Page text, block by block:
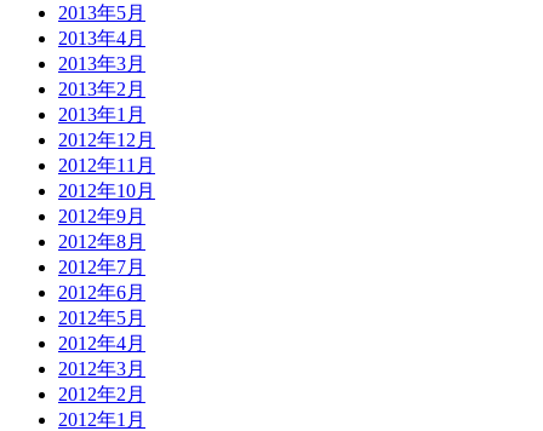
2013年5月
2013年4月
2013年3月
2013年2月
2013年1月
2012年12月
2012年11月
2012年10月
2012年9月
2012年8月
2012年7月
2012年6月
2012年5月
2012年4月
2012年3月
2012年2月
2012年1月